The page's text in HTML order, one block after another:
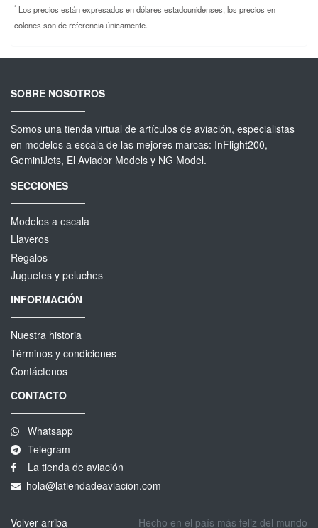
* Los precios están expresados en dólares estadounidenses, los precios en
colones son de referencia únicamente.
SOBRE NOSOTROS
Somos una tienda virtual de artículos de aviación, especialistas
en modelos a escala de las mejores marcas: InFlight200,
GeminiJets, El Aviador Models y NG Model.
SECCIONES
Modelos a escala
Llaveros
Regalos
Juguetes y peluches
INFORMACIÓN
Nuestra historia
Términos y condiciones
Contáctenos
CONTACTO
Whatsapp
Telegram
La tienda de aviación
hola@latiendadeaviacion.com
Volver arriba Hecho en el país más feliz del mundo